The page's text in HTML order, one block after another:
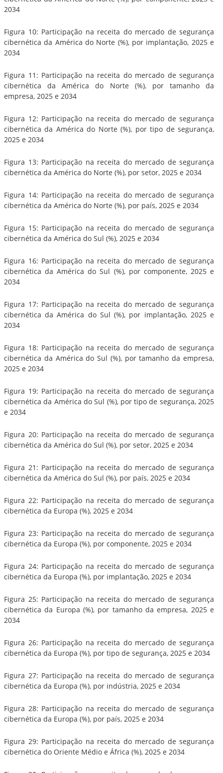
2034
Figura 10: Participação na receita do mercado de segurança
cibernética da América do Norte (%), por implantação, 2025 e
2034
Figura 11: Participação na receita do mercado de segurança
cibernética da América do Norte (%), por tamanho da
empresa, 2025 e 2034
Figura 12: Participação na receita do mercado de segurança
cibernética da América do Norte (%), por tipo de segurança,
2025 e 2034
Figura 13: Participação na receita do mercado de segurança
cibernética da América do Norte (%), por setor, 2025 e 2034
Figura 14: Participação na receita do mercado de segurança
cibernética da América do Norte (%), por país, 2025 e 2034
Figura 15: Participação na receita do mercado de segurança
cibernética da América do Sul (%), 2025 e 2034
Figura 16: Participação na receita do mercado de segurança
cibernética da América do Sul (%), por componente, 2025 e
2034
Figura 17: Participação na receita do mercado de segurança
cibernética da América do Sul (%), por implantação, 2025 e
2034
Figura 18: Participação na receita do mercado de segurança
cibernética da América do Sul (%), por tamanho da empresa,
2025 e 2034
Figura 19: Participação na receita do mercado de segurança
cibernética da América do Sul (%), por tipo de segurança, 2025
e 2034
Figura 20: Participação na receita do mercado de segurança
cibernética da América do Sul (%), por setor, 2025 e 2034
Figura 21: Participação na receita do mercado de segurança
cibernética da América do Sul (%), por país, 2025 e 2034
Figura 22: Participação na receita do mercado de segurança
cibernética da Europa (%), 2025 e 2034
Figura 23: Participação na receita do mercado de segurança
cibernética da Europa (%), por componente, 2025 e 2034
Figura 24: Participação na receita do mercado de segurança
cibernética da Europa (%), por implantação, 2025 e 2034
Figura 25: Participação na receita do mercado de segurança
cibernética da Europa (%), por tamanho da empresa, 2025 e
2034
Figura 26: Participação na receita do mercado de segurança
cibernética da Europa (%), por tipo de segurança, 2025 e 2034
Figura 27: Participação na receita do mercado de segurança
cibernética da Europa (%), por indústria, 2025 e 2034
Figura 28: Participação na receita do mercado de segurança
cibernética da Europa (%), por país, 2025 e 2034
Figura 29: Participação na receita do mercado de segurança
cibernética do Oriente Médio e África (%), 2025 e 2034